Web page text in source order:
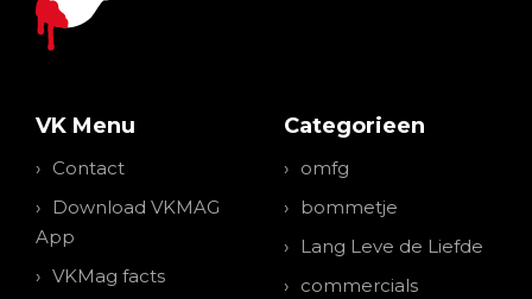
VK Menu
Contact
Download VKMAG
App
VKMag facts
Categorieen
omfg
bommetje
Lang Leve de Liefde
commercials